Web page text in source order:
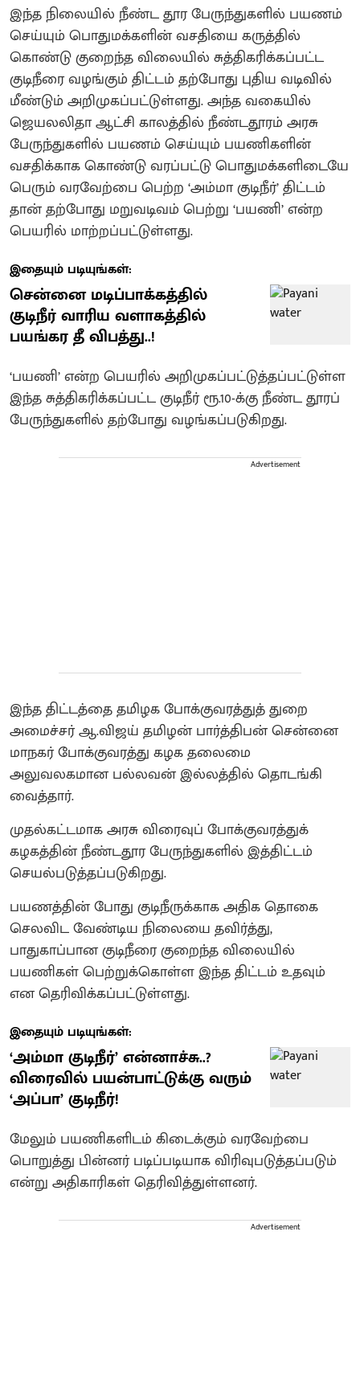
இந்த நிலையில் நீண்ட தூர பேருந்துகளில் பயணம்
செய்யும் பொதுமக்களின் வசதியை கருத்தில்
கொண்டு குறைந்த விலையில் சுத்திகரிக்கப்பட்ட
குடிநீரை வழங்கும் திட்டம் தற்போது புதிய வடிவில்
மீண்டும் அறிமுகப்பட்டுள்ளது. அந்த வகையில்
ஜெயலலிதா ஆட்சி காலத்தில் நீண்டதூரம் அரசு
பேருந்துகளில் பயணம் செய்யும் பயணிகளின்
வசதிக்காக கொண்டு வரப்பட்டு பொதுமக்களிடையே
பெரும் வரவேற்பை பெற்ற ‘அம்மா குடிநீர்’ திட்டம்
தான் தற்போது மறுவடிவம் பெற்று ‘பயணி’ என்ற
பெயரில் மாற்றப்பட்டுள்ளது.
இதையும் படியுங்கள்:
சென்னை மடிப்பாக்கத்தில்
குடிநீர் வாரிய வளாகத்தில்
பயங்கர தீ விபத்து..!
‘பயணி’ என்ற பெயரில் அறிமுகப்பட்டுத்தப்பட்டுள்ள
இந்த சுத்திகரிக்கப்பட்ட குடிநீர் ரூ.10-க்கு நீண்ட தூரப்
பேருந்துகளில் தற்போது வழங்கப்படுகிறது.
Advertisement
இந்த திட்டத்தை தமிழக போக்குவரத்துத் துறை
அமைச்சர் ஆ.விஜய் தமிழன் பார்த்திபன் சென்னை
மாநகர் போக்குவரத்து கழக தலைமை
அலுவலகமான பல்லவன் இல்லத்தில் தொடங்கி
வைத்தார்.
முதல்கட்டமாக அரசு விரைவுப் போக்குவரத்துக்
கழகத்தின் நீண்டதூர பேருந்துகளில் இத்திட்டம்
செயல்படுத்தப்படுகிறது.
பயணத்தின் போது குடிநீருக்காக அதிக தொகை
செலவிட வேண்டிய நிலையை தவிர்த்து,
பாதுகாப்பான குடிநீரை குறைந்த விலையில்
பயணிகள் பெற்றுக்கொள்ள இந்த திட்டம் உதவும்
என தெரிவிக்கப்பட்டுள்ளது.
இதையும் படியுங்கள்:
‘அம்மா குடிநீர்’ என்னாச்சு..?
விரைவில் பயன்பாட்டுக்கு வரும்
‘அப்பா’ குடிநீர்!
மேலும் பயணிகளிடம் கிடைக்கும் வரவேற்பை
பொறுத்து பின்னர் படிப்படியாக விரிவுபடுத்தப்படும்
என்று அதிகாரிகள் தெரிவித்துள்ளனர்.
Advertisement